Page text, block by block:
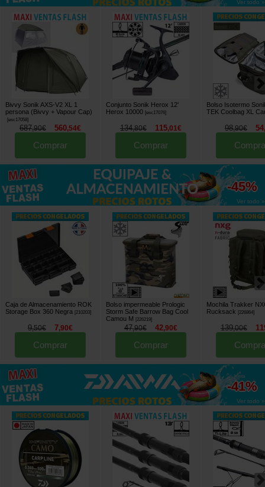
Ver todo »
Bivvy Sonik AXS-V2 XL 1
persona (Bivvy + Vapour Cap)
[esc17058]
687,90€ 560,54€
Comprar
Conjunto Sonik Herox 12'
Herox 10000 [esc17076]
134,80€ 115,01€
Comprar
Bolso Isotermo
TEK Coolbag XL
98,90€ 54
hasta
-45%
Ver todo »
Caja de Almacenamiento ROK
Storage Box 360 Negra
[210203]
9,50€ 7,90€
Comprar
Bolso impermeable Prologic
Storm Safe Barrow Bag Cool
Camou M
[226219]
47,90€ 42,90€
Comprar
Mochila Trakker
Rucksack
[226864]
139,00€
hasta
-41%
Ver todo »